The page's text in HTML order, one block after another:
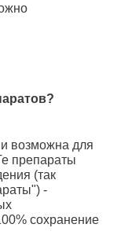
возможна для
препараты
(так
-
сохранение